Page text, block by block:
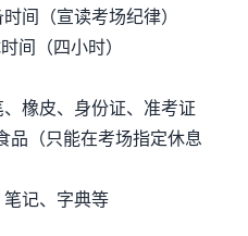
（宣读考场纪律）
（四小时）
橡皮、身份证、准考证
（只能在考场指定休息
记、字典等